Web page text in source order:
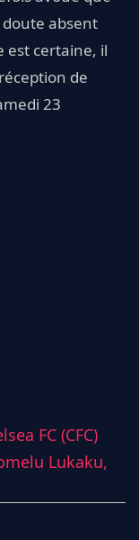
absent
est certaine, il
de
23
FC (CFC)
Lukaku,